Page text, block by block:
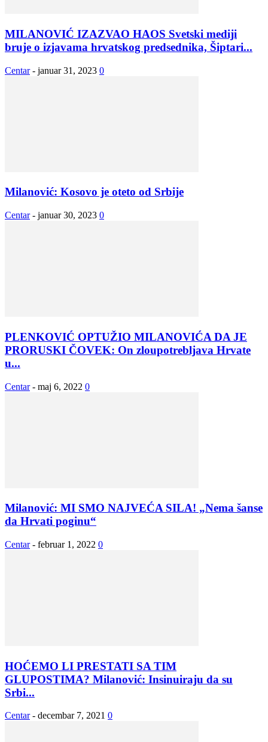
MILANOVIĆ IZAZVAO HAOS Svetski mediji
bruje o izjavama hrvatskog predsednika, Šiptari...
Centar - januar 31, 2023 0
Milanović: Kosovo je oteto od Srbije
Centar - januar 30, 2023 0
PLENKOVIĆ OPTUŽIO MILANOVIĆA DA JE
PRORUSKI ČOVEK: On zloupotrebljava Hrvate
u...
Centar - maj 6, 2022 0
Milanović: MI SMO NAJVEĆA SILA! „Nema šanse
da Hrvati poginu“
Centar - februar 1, 2022 0
HOĆEMO LI PRESTATI SA TIM
GLUPOSTIMA? Milanović: Insinuiraju da su
Srbi...
Centar - decembar 7, 2021 0